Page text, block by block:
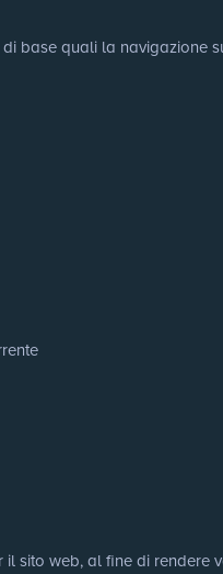
base quali la
sito web, al fine di rendere